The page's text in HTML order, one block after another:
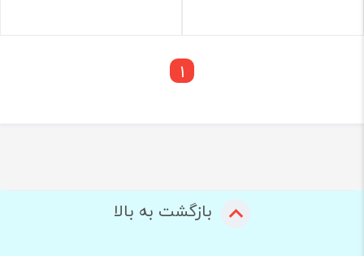
1
بازگشت به بالا